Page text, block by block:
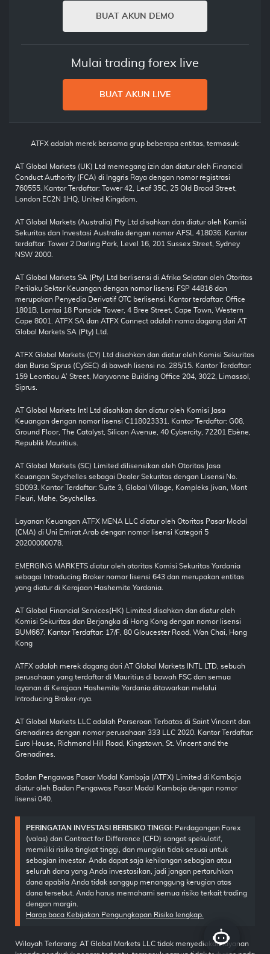
BUAT AKUN DEMO
Mulai trading forex live
BUAT AKUN LIVE
ATFX adalah merek bersama grup beberapa entitas, termasuk:
AT Global Markets (UK) Ltd memegang izin dan diatur oleh Financial
Conduct Authority (FCA) di Inggris Raya dengan nomor registrasi
760555. Kantor Terdaftar: Tower 42, Leaf 35C, 25 Old Broad Street,
London EC2N 1HQ, United Kingdom.
AT Global Markets (Australia) Pty Ltd disahkan dan diatur oleh Komisi
Sekuritas dan Investasi Australia dengan nomor AFSL 418036. Kantor
terdaftar: Tower 2 Darling Park, Level 16, 201 Sussex Street, Sydney
NSW 2000.
AT Global Markets SA (Pty) Ltd berlisensi di Afrika Selatan oleh Otoritas
Perilaku Sektor Keuangan dengan nomor lisensi FSP 44816 dan
merupakan Penyedia Derivatif OTC berlisensi. Kantor terdaftar: Office
1801B, Lantai 18 Portside Tower, 4 Bree Street, Cape Town, Western
Cape 8001. ATFX SA dan ATFX Connect adalah nama dagang dari AT
Global Markets SA (Pty) Ltd.
ATFX Global Markets (CY) Ltd disahkan dan diatur oleh Komisi Sekuritas
dan Bursa Siprus (CySEC) di bawah lisensi no. 285/15. Kantor Terdaftar:
159 Leontiou A’ Street, Maryvonne Building Office 204, 3022, Limassol,
Siprus.
AT Global Markets Intl Ltd disahkan dan diatur oleh Komisi Jasa
Keuangan dengan nomor lisensi C118023331. Kantor Terdaftar: G08,
Ground Floor, The Catalyst, Silicon Avenue, 40 Cybercity, 72201 Ebène,
Republik Mauritius.
AT Global Markets (SC) Limited dilisensikan oleh Otoritas Jasa
Keuangan Seychelles sebagai Dealer Sekuritas dengan Lisensi No.
SD093. Kantor Terdaftar: Suite 3, Global Village, Kompleks Jivan, Mont
Fleuri, Mahe, Seychelles.
Layanan Keuangan ATFX MENA LLC diatur oleh Otoritas Pasar Modal
(CMA) di Uni Emirat Arab dengan nomor lisensi Kategori 5
20200000078.
EMERGING MARKETS diatur oleh otoritas Komisi Sekuritas Yordania
sebagai Introducing Broker nomor lisensi 643 dan merupakan entitas
yang diatur di Kerajaan Hashemite Yordania.
AT Global Financial Services(HK) Limited disahkan dan diatur oleh
Komisi Sekuritas dan Berjangka di Hong Kong dengan nomor lisensi
BUM667. Kantor Terdaftar: 17/F, 80 Gloucester Road, Wan Chai, Hong
Kong
ATFX adalah merek dagang dari AT Global Markets INTL LTD, sebuah
perusahaan yang terdaftar di Mauritius di bawah FSC dan semua
layanan di Kerajaan Hashemite Yordania ditawarkan melalui
Introducing Broker-nya.
AT Global Markets LLC adalah Perseroan Terbatas di Saint Vincent dan
Grenadines dengan nomor perusahaan 333 LLC 2020. Kantor Terdaftar:
Euro House, Richmond Hill Road, Kingstown, St. Vincent and the
Grenadines.
Badan Pengawas Pasar Modal Kamboja (ATFX) Limited di Kamboja
diatur oleh Badan Pengawas Pasar Modal Kamboja dengan nomor
lisensi 040.
PERINGATAN INVESTASI BERISIKO TINGGI: Perdagangan Forex
(valas) dan Contract for Difference (CFD) sangat spekulatif,
memiliki risiko tingkat tinggi, dan mungkin tidak sesuai untuk
sebagian investor. Anda dapat saja kehilangan sebagian atau
seluruh dana yang Anda investasikan, jadi jangan pertaruhkan
dana apabila Anda tidak sanggup menanggung kerugian atas
dana tersebut. Anda harus memahami semua risiko terkait trading
dengan margin.
Harap baca Kebijakan Pengungkapan Risiko lengkap.
Wilayah Terlarang: AT Global Markets LLC tidak menyediakan layanan